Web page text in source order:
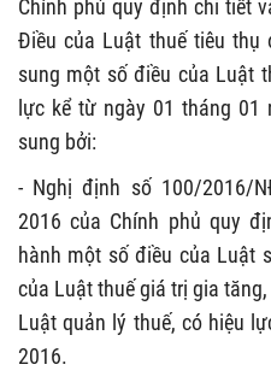
Chính phủ quy định chi tiết
Điều của Luật thuế tiêu
sung một số điều của Luật
lực kể từ ngày 01 tháng
sung bởi:
- Nghị định số 100/2016/
2016 của Chính phủ quy
hành một số điều của Luật
của Luật thuế giá trị gia
Luật quản lý thuế, có hiệu
2016.